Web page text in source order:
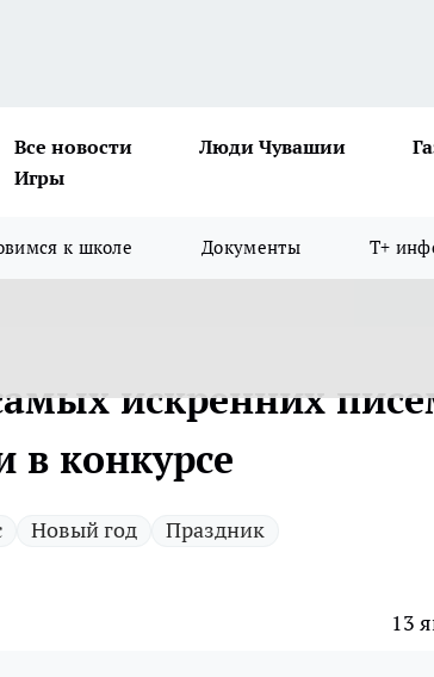
Все новости Люди Чувашии
Игры
к школе Документы Т+
искренних
в конкурсе
Новый год Праздник
13